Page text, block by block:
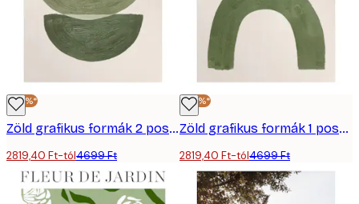
-40%*
Zöld grafikus formák 2 poszter
2819,40 Ft-tól4699 Ft
-40%*
Zöld grafikus formák 1 poszter
2819,40 Ft-tól4699 Ft